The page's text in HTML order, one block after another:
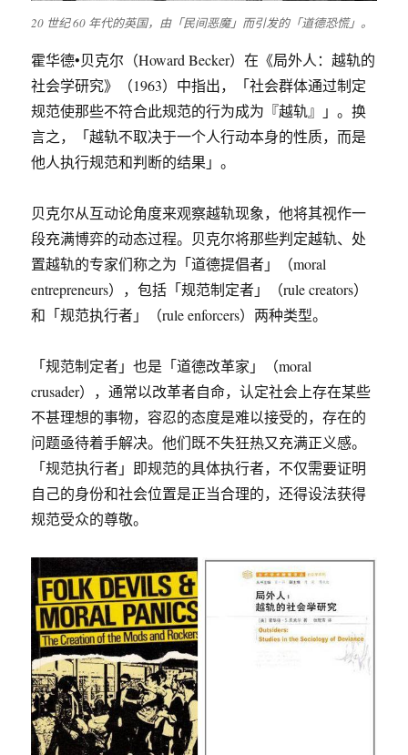
20 世纪 60 年代的英国，由「民间恶魔」而引发的「道德恐慌」。
霍华德•贝克尔（Howard Becker）在《局外人：越轨的
社会学研究》（1963）中指出，「社会群体通过制定
规范使那些不符合此规范的行为成为『越轨』」。换
言之，「越轨不取决于一个人行动本身的性质，而是
他人执行规范和判断的结果」。
贝克尔从互动论角度来观察越轨现象，他将其视作一
段充满博弈的动态过程。贝克尔将那些判定越轨、处
置越轨的专家们称之为「道德提倡者」（moral
entrepreneurs），包括「规范制定者」（rule creators）
和「规范执行者」（rule enforcers）两种类型。
「规范制定者」也是「道德改革家」（moral
crusader），通常以改革者自命，认定社会上存在某些
不甚理想的事物，容忍的态度是难以接受的，存在的
问题亟待着手解决。他们既不失狂热又充满正义感。
「规范执行者」即规范的具体执行者，不仅需要证明
自己的身份和社会位置是正当合理的，还得设法获得
规范受众的尊敬。